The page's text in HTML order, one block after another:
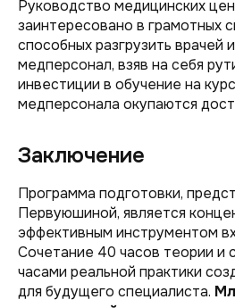
Руководство медицинских
заинтересовано в грамотных
способных разгрузить врачей
медперсонал, взяв на себя
инвестиции в обучение на
медперсонала окупаются
Заключение
Программа подготовки,
Первуюшиной, является
эффективным инструментом
Сочетание 40 часов теории и
часами реальной практики
для будущего специалиста.